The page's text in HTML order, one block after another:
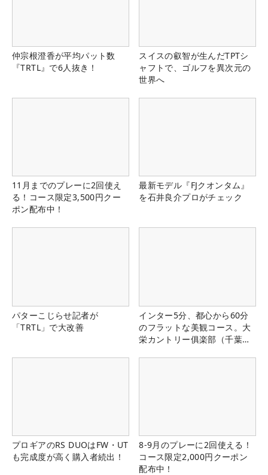
仲宗根澄香が平均パット数
『TRTL』で6人抜き！
スイスの叡智が生んだTPTシ
ャフトで、ゴルフを異次元の
世界へ
11月までのプレーに2回使え
る！コース限定3,500円クー
ポン配布中！
最新モデル『FJクオンタム』
を石井良介プロがチェック
パターこじらせ記者が
「TRTL」で大改善
インター5分、都心から60分
のフラットな美観コース。大
栄カントリー俱楽部（千葉
プロギアのRS DUOはFW・UT
も完成度が高く購入者続出！
8-9月のプレーに2回使える！
コース限定2,000円クーポン
配布中！